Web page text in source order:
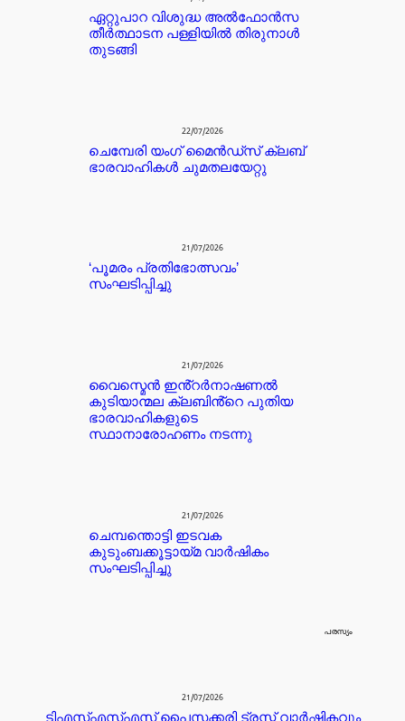
ഏറ്റുപാറ വിശുദ്ധ അൽഫോൻസ
തീർത്ഥാടന പള്ളിയിൽ തിരുനാൾ
തുടങ്ങി
22/07/2026
ചെമ്പേരി യംഗ് മൈൻഡ്സ് ക്ലബ്
ഭാരവാഹികൾ ചുമതലയേറ്റു
21/07/2026
‘പൂമരം പ്രതിഭോത്സവം’
സംഘടിപ്പിച്ചു
21/07/2026
വൈസ്മെൻ ഇൻ്റർനാഷണൽ
കുടിയാന്മല ക്ലബിൻ്റെ പുതിയ
ഭാരവാഹികളുടെ
സ്ഥാനാരോഹണം നടന്നു
21/07/2026
ചെമ്പന്തൊട്ടി ഇടവക
കുടുംബക്കൂട്ടായ്മ വാർഷികം
സംഘടിപ്പിച്ചു
പരസ്യം
21/07/2026
ടിഎസ്എസ്എസ് പൈസക്കരി ട്രസ്റ്റ് വാർഷികവും